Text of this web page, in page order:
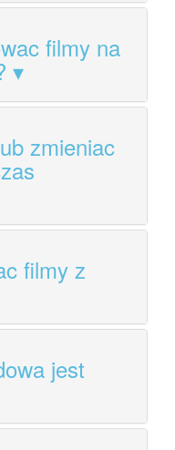
filmy na
zmieniac
filmy z
jest